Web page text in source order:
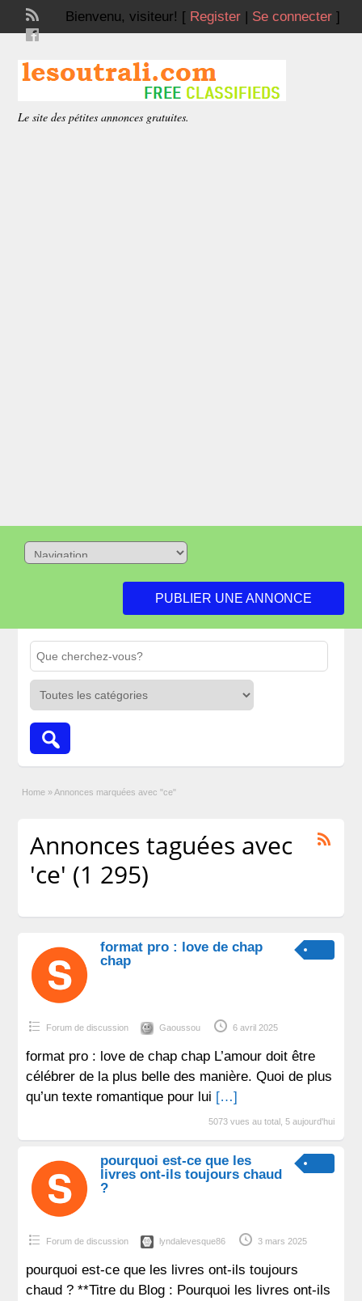
Bienvenu, visiteur! [ Register| Se connecter]
Le site des pétites annonces gratuites.
PUBLIER UNE ANNONCE
Home » Annonces marquées avec "ce"
Annonces taguées avec
'ce' (1 295)
format pro : love de chap
chap
Forum de discussion Gaoussou 6 avril 2025
format pro : love de chap chap L’amour doit être
célébrer de la plus belle des manière. Quoi de plus
qu’un texte romantique pour lui […]
5073 vues au total, 5 aujourd'hui
pourquoi est-ce que les
livres ont-ils toujours chaud
?
Forum de discussion lyndalevesque86 3 mars 2025
pourquoi est-ce que les livres ont-ils toujours
chaud ? **Titre du Blog : Pourquoi les livres ont-ils